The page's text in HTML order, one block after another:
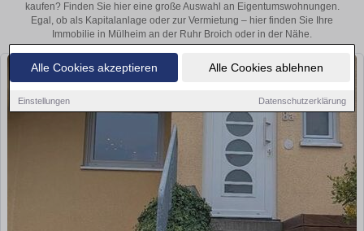
Alle Cookies akzeptieren Alle Cookies ablehnen
Einstellungen Datenschutzerklärung
kaufen? Finden Sie hier eine große Auswahl an Eigentumswohnungen.
Egal, ob als Kapitalanlage oder zur Vermietung – hier finden Sie Ihre
Immobilie in Mülheim an der Ruhr Broich oder in der Nähe.